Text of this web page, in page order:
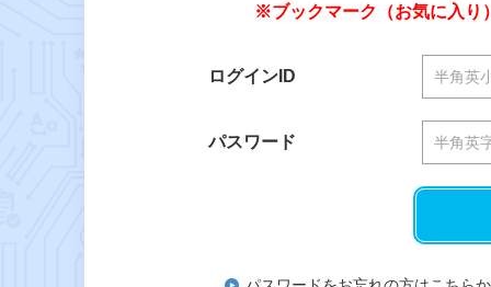
※ブックマーク（お気に入り
ログインID
パスワード